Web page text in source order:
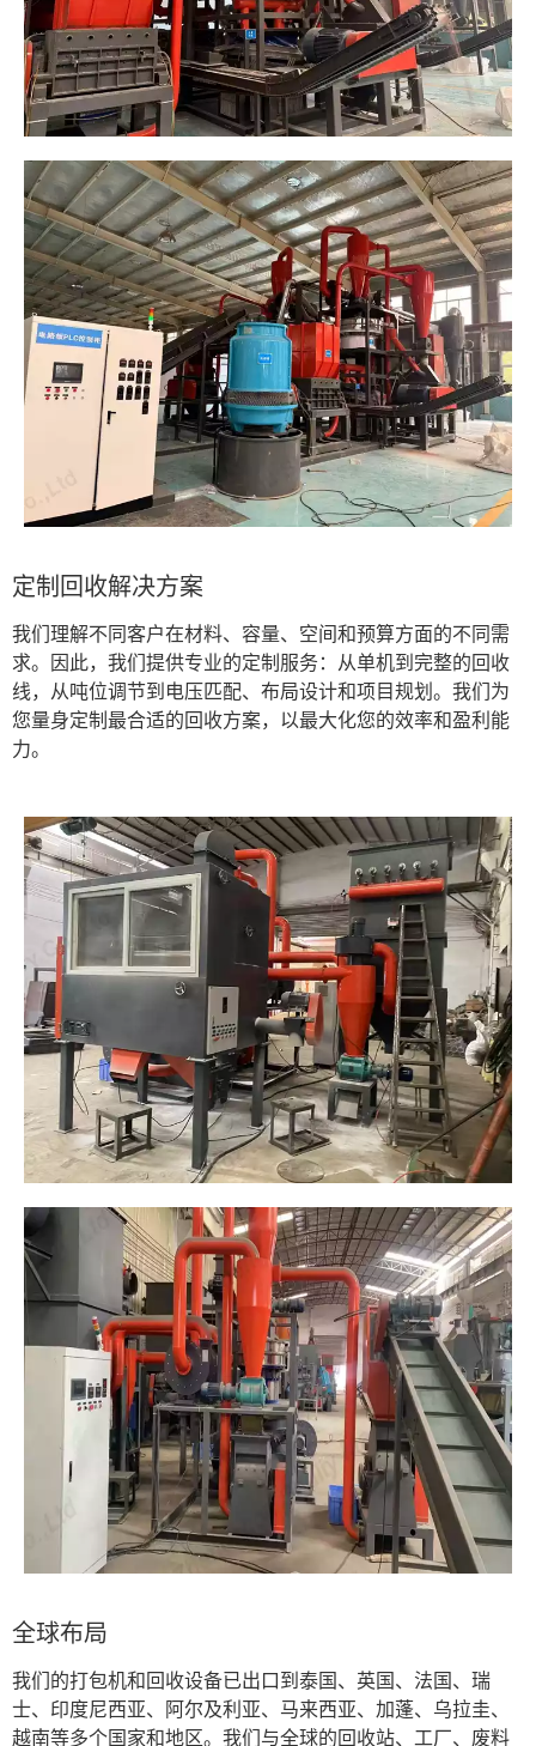
定制回收解决方案
我们理解不同客户在材料、容量、空间和预算方面的不同需
求。因此，我们提供专业的定制服务：从单机到完整的回收
线，从吨位调节到电压匹配、布局设计和项目规划。我们为
您量身定制最合适的回收方案，以最大化您的效率和盈利能
力。
全球布局
我们的打包机和回收设备已出口到泰国、英国、法国、瑞
士、印度尼西亚、阿尔及利亚、马来西亚、加蓬、乌拉圭、
越南等多个国家和地区。我们与全球的回收站、工厂、废料